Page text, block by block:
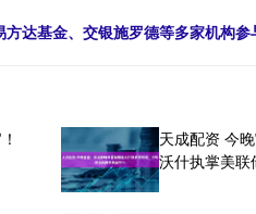
达基金、交银施罗德等多家机构参
天成配资 今
沃什执掌美联